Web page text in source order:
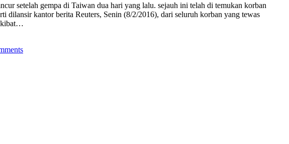
setelah gempa di Taiwan dua hari yang lalu. sejauh ini telah di temukan korban
dilansir kantor berita Reuters, Senin (8/2/2016), dari seluruh korban yang tewas